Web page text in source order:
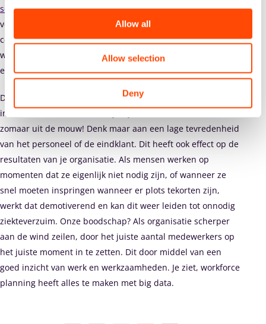
Allow all
Allow selection
Deny
scholingskansenrond workforce planning. De analyse en
vertaling van big data is in de praktijk vaak
complex. Hierdoor is de juiste kennis zeker nodig. Een goede
workforce manager of planner zou eigenlijk ook een beetje
een data analist moeten zijn.
De gevolgen voor het negeren van nuttige ‘planning’
informatie kunnen aanzienlijk zijn. En dit schudden we niet
zomaar uit de mouw! Denk maar aan een lage tevredenheid
van het personeel of de eindklant. Dit heeft ook effect op de
resultaten van je organisatie. Als mensen werken op
momenten dat ze eigenlijk niet nodig zijn, of wanneer ze
snel moeten inspringen wanneer er plots tekorten zijn,
werkt dat demotiverend en kan dit weer leiden tot onnodig
ziekteverzuim. Onze boodschap? Als organisatie scherper
aan de wind zeilen, door het juiste aantal medewerkers op
het juiste moment in te zetten. Dit door middel van een
goed inzicht van werk en werkzaamheden. Je ziet, workforce
planning heeft alles te maken met big data.